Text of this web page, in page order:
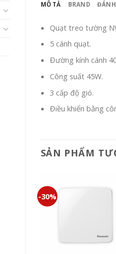
MÔ TẢ BRAND
Quạt treo tường
5 cánh quạt.
Đường kính cánh
Công suất 45W.
3 cấp độ gió.
Điều khiển bằng
SẢN PHẨM
-30%